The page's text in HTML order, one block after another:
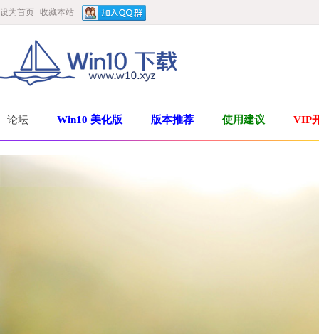
设为首页 收藏本站
论坛 Win10 美化版 版本推荐 使用建议 VIP